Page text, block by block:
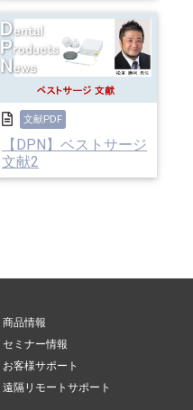
文献PDF
【DPN】ベストサージ
文献2
商品情報
セミナー情報
お客様サポート
遠隔リモートサポート